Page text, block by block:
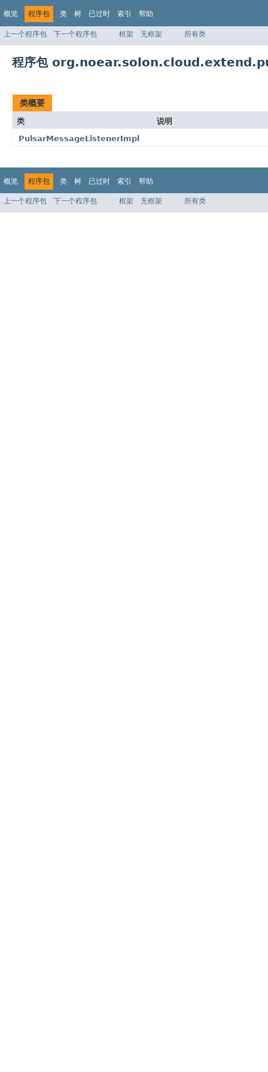
概览 程序包 类 树 已过时 索引 帮助
上一个程序包 下一个程序包 框架 无框架 所有类
程序包
类概要
类
说明
PulsarMessageListenerImpl
概览 程序包 类 树 已过时 索引 帮助
上一个程序包 下一个程序包 框架 无框架 所有类